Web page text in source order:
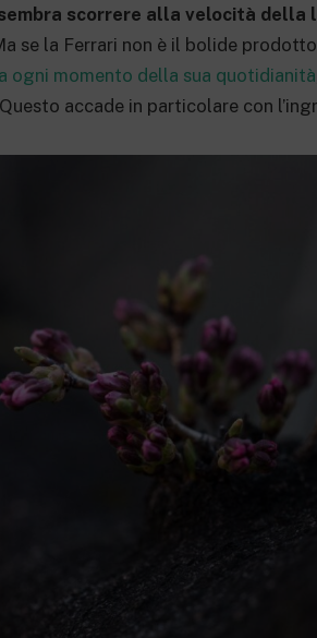
scorrere alla velocità
se la Ferrari non è il bolide
ogni momento della sua quotidianità
accade in particolare con